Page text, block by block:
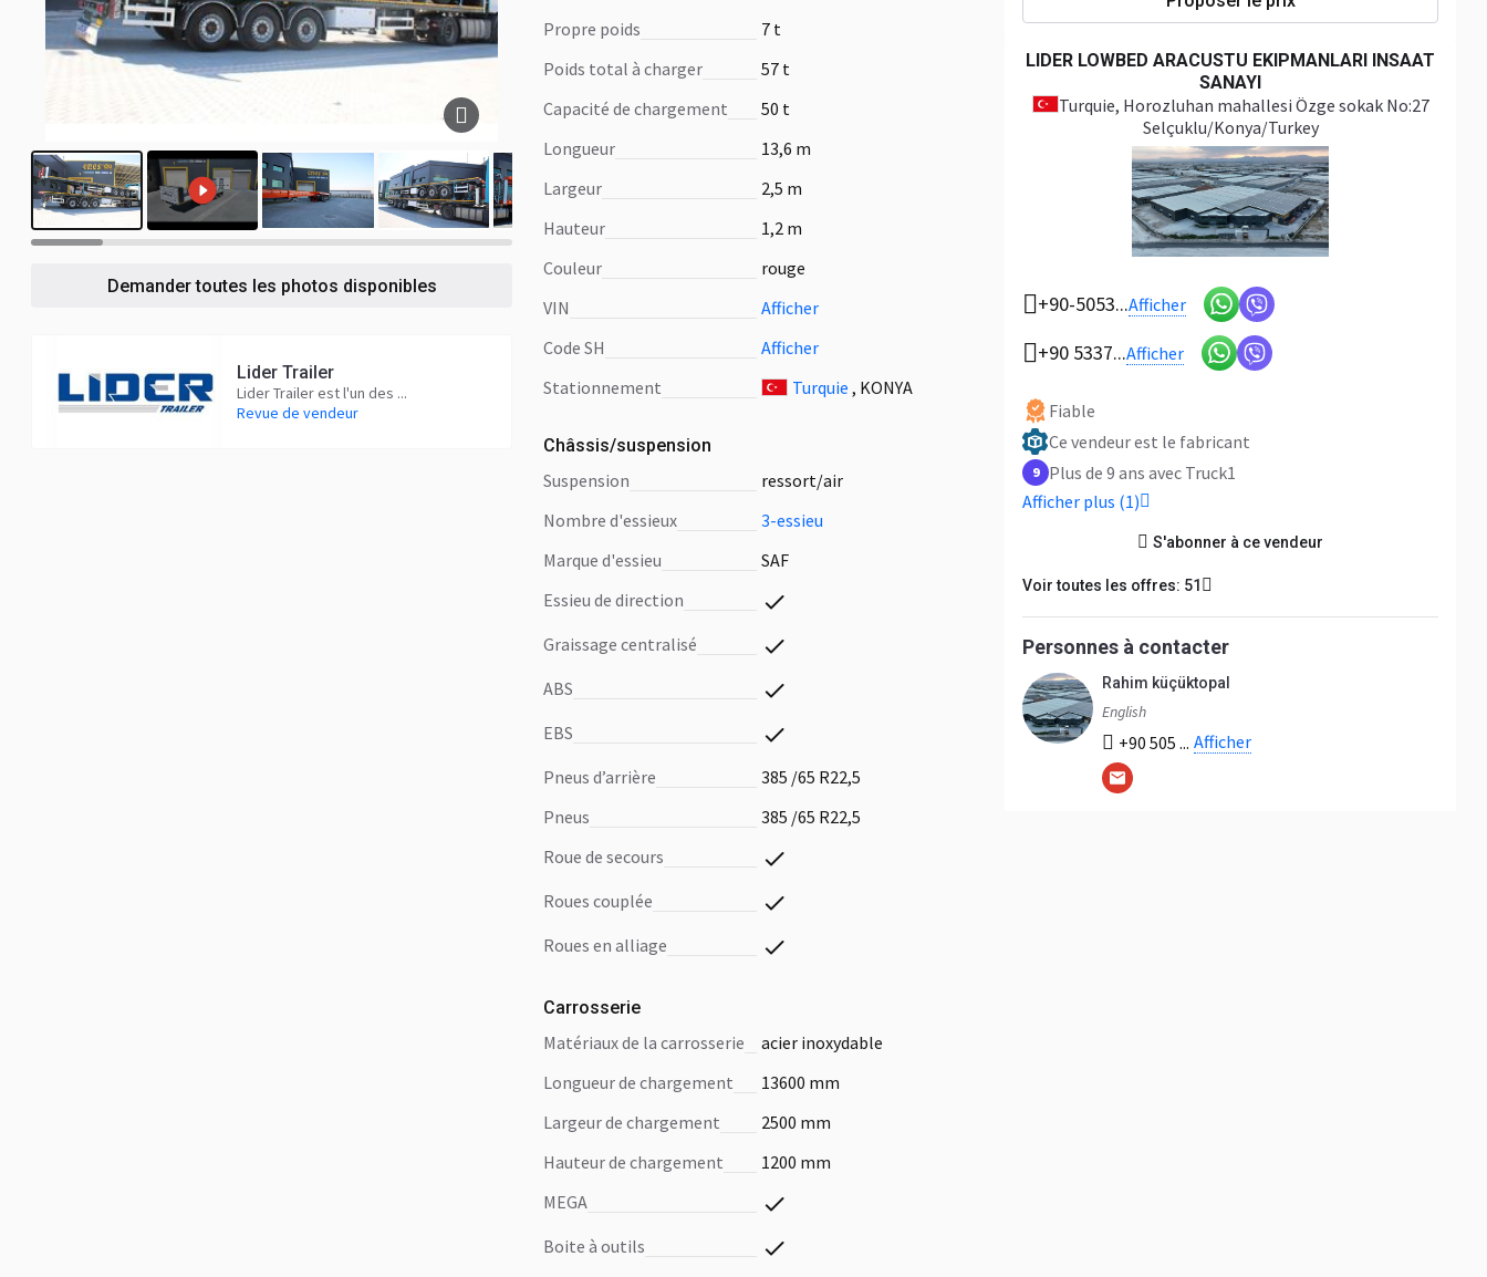
26
Demander toutes les photos disponibles
Lider Trailer
Lider Trailer est l'un des ...
Revue de vendeur
Propre poids
7 t
Poids total à charger
57 t
Capacité de chargement
50 t
Longueur
13,6 m
Largeur
2,5 m
Hauteur
1,2 m
Сouleur
rouge
VIN
Afficher
Code SH
Afficher
Stationnement
Turquie , KONYA
Châssis/suspension
suspension
ressort/air
nombre d'essieux
3-essieu
marque d'essieu
SAF
essieu de direction
graissage centralisé
ABS
EBS
pneus d’arrière
385 /65 R22,5
pneus
385 /65 R22,5
roue de secours
roues couplée
roues en alliage
Carrosserie
matériaux de la carrosserie
acier inoxydable
longueur de chargement
13600 mm
largeur de chargement
2500 mm
hauteur de chargement
1200 mm
MEGA
boite à outils
LIDER LOWBED ARACUSTU EKIPMANLARI INSAAT
SANAYI
Turquie, Horozluhan mahallesi Özge sokak No:27
Selçuklu/Konya/Turkey
+90-5053...Afficher
+90 5337...Afficher
Fiable
Ce vendeur est le fabricant
9
Plus de 9 ans avec Truck1
Afficher plus (1)
S'abonner à ce vendeur
Voir toutes les offres: 51
Personnes à contacter
Rahim küçüktopal
English
+90 505 ... Afficher